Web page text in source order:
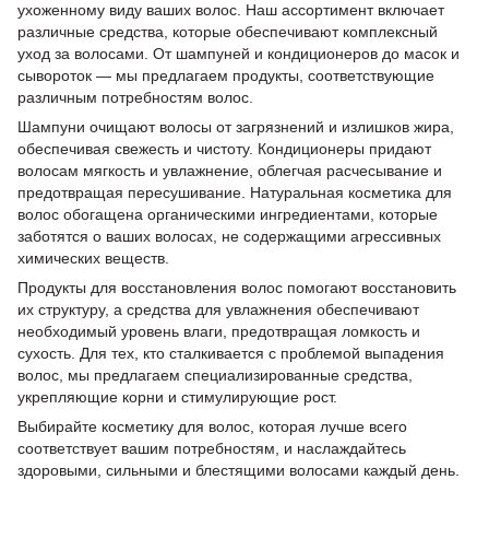
ухоженному виду ваших волос. Наш ассортимент включает
различные средства, которые обеспечивают комплексный
уход за волосами. От шампуней и кондиционеров до масок и
сывороток — мы предлагаем продукты, соответствующие
различным потребностям волос.
Шампуни очищают волосы от загрязнений и излишков жира,
обеспечивая свежесть и чистоту. Кондиционеры придают
волосам мягкость и увлажнение, облегчая расчесывание и
предотвращая пересушивание. Натуральная косметика для
волос обогащена органическими ингредиентами, которые
заботятся о ваших волосах, не содержащими агрессивных
химических веществ.
Продукты для восстановления волос помогают восстановить
их структуру, а средства для увлажнения обеспечивают
необходимый уровень влаги, предотвращая ломкость и
сухость. Для тех, кто сталкивается с проблемой выпадения
волос, мы предлагаем специализированные средства,
укрепляющие корни и стимулирующие рост.
Выбирайте косметику для волос, которая лучше всего
соответствует вашим потребностям, и наслаждайтесь
здоровыми, сильными и блестящими волосами каждый день.